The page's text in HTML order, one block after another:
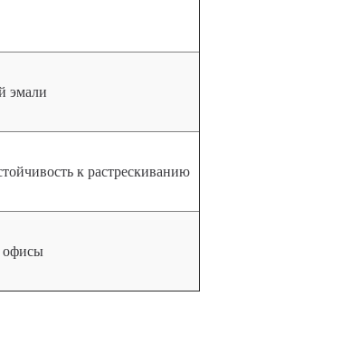
эмали
к растрескиванию